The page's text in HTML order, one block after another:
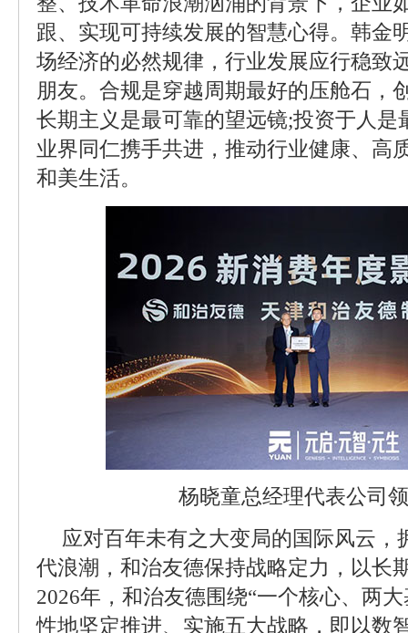
跟、实现可持续发展的智慧心得。韩金
场经济的必然规律，行业发展应行稳致
朋友。合规是穿越周期最好的压舱石，
长期主义是最可靠的望远镜;投资于人是
业界同仁携手共进，推动行业健康、高
和美生活。
杨晓童总经理代表公司
应对百年未有之大变局的国际风云，
代浪潮，和治友德保持战略定力，以长
2026年，和治友德围绕“一个核心、两
性地坚定推进、实施五大战略，即以数